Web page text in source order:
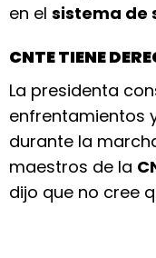
en el sistema de
CNTE TIENE
La presidenta
enfrentamientos
durante la
maestros de la
dijo que no cree